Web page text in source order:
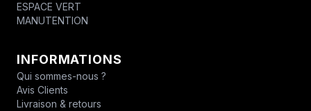
ESPACE VERT
MANUTENTION
INFORMATIONS
Qui sommes-nous ?
Avis Clients
Livraison & retours